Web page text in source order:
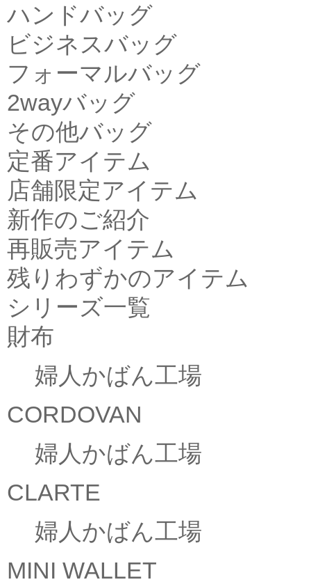
ハンドバッグ
ビジネスバッグ
フォーマルバッグ
2wayバッグ
その他バッグ
定番アイテム
店舗限定アイテム
新作のご紹介
再販売アイテム
残りわずかのアイテム
シリーズ一覧
財布
婦人かばん工場
CORDOVAN
婦人かばん工場
CLARTE
婦人かばん工場
MINI WALLET